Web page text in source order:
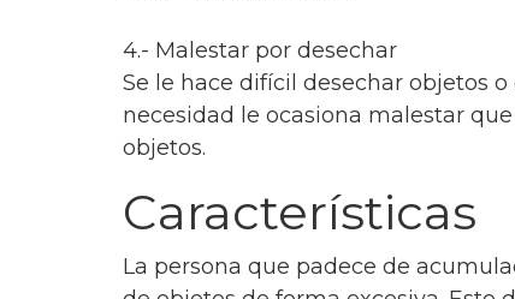
4.- Malestar por desechar
Se le hace difícil desechar objetos
necesidad le ocasiona malestar
objetos.
Características
La persona que padece de